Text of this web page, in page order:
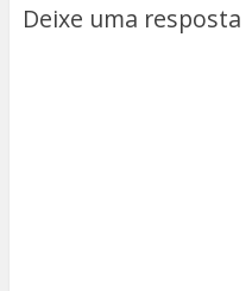
Deixe uma resposta